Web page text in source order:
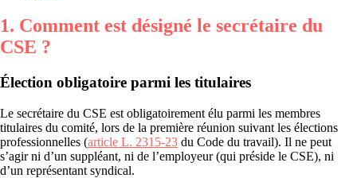
1. Comment est désigné le secrétaire du
CSE ?
Élection obligatoire parmi les titulaires
Le secrétaire du CSE est obligatoirement élu parmi les membres
titulaires du comité, lors de la première réunion suivant les élections
professionnelles (article L. 2315-23 du Code du travail). Il ne peut
s’agir ni d’un suppléant, ni de l’employeur (qui préside le CSE), ni
d’un représentant syndical.